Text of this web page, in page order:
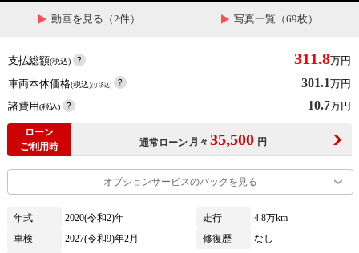
動画を見る（2件） 写真一覧（69枚）
支払総額(税込) 311.8万円
車両本体価格(税込)(リ済込) 301.1万円
諸費用(税込) 10.7万円
ローン
ご利用時
通常ローン 月々 35,500 円
オプションサービスのパックを見る
年式 2020(令和2)年 走行
4.8万km
車検
2027(令和9)年2月 修復歴
なし